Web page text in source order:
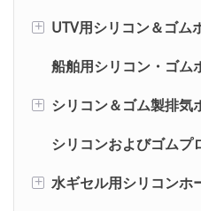
ACM
ブチル
HNBR
ECO
JCB
ジョンディア
CNH
+
UTV用シリコン＆ゴム
ポラリス
キャンナム
船舶用シリコン・ゴム
+
シリコン＆ゴム製排気
シリコーン
EPDM
シリコンおよびゴムプ
+
水ギセル用シリコンホ